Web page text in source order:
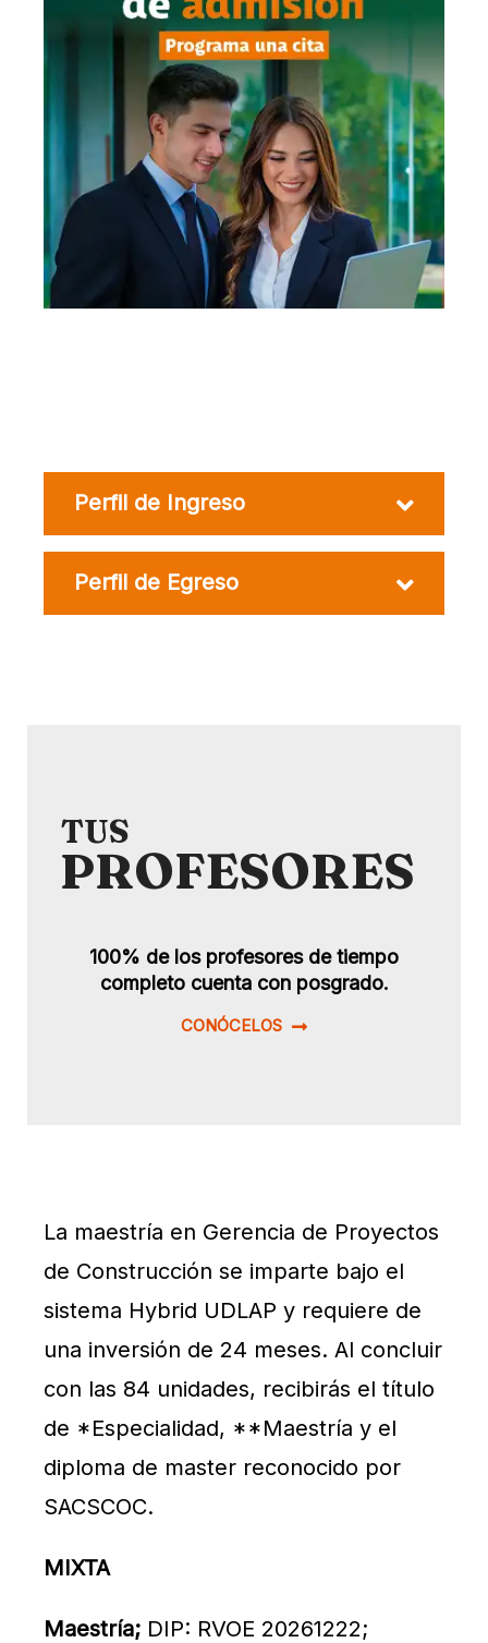
Perfil de Ingreso
Perfil de Egreso
TUS
PROFESORES
100% de los profesores de tiempo
completo cuenta con posgrado.
CONÓCELOS
La maestría en Gerencia de Proyectos
de Construcción se imparte bajo el
sistema Hybrid UDLAP y requiere de
una inversión de 24 meses. Al concluir
con las 84 unidades, recibirás el título
de *Especialidad, **Maestría y el
diploma de master reconocido por
SACSCOC.
MIXTA
Maestría; DIP: RVOE 20261222;